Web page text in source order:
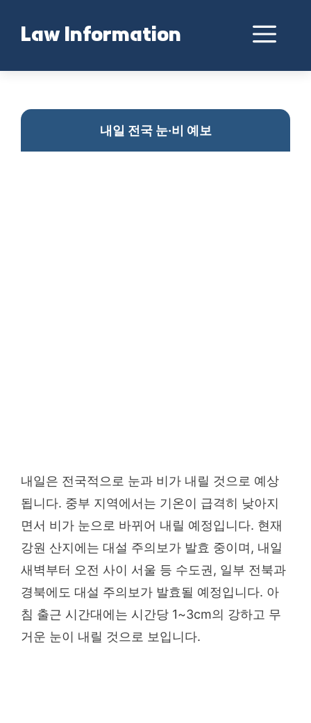
contentLaw Information
내일 전국 눈·비 예보
내일은 전국적으로 눈과 비가 내릴 것으로 예상
됩니다. 중부 지역에서는 기온이 급격히 낮아지
면서 비가 눈으로 바뀌어 내릴 예정입니다. 현재
강원 산지에는 대설 주의보가 발효 중이며, 내일
새벽부터 오전 사이 서울 등 수도권, 일부 전북과
경북에도 대설 주의보가 발효될 예정입니다. 아
침 출근 시간대에는 시간당 1~3cm의 강하고 무
거운 눈이 내릴 것으로 보입니다.